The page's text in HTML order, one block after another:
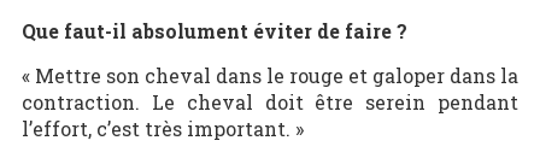
Que faut-il absolument éviter de faire ?
« Mettre son cheval dans le rouge et galoper dans la
contraction. Le cheval doit être serein pendant
l’effort, c’est très important. »